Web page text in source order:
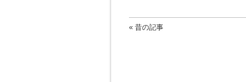
« 昔の記事